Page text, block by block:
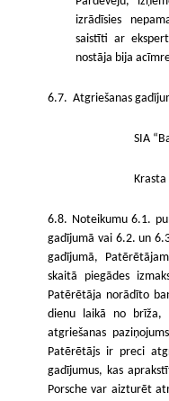
izrādīsies
saistīti ar
nostāja bija
6.7. Atgriešanas
SIA
Krasta
6.8. Noteikumu 6.1.
gadījumā vai 6.2. un
gadījumā,
skaitā piegādes
Patērētāja norādīto
dienu laikā no brīža,
atgriešanas
Patērētājs ir preci
gadījumus, kas
Porsche var aizturēt